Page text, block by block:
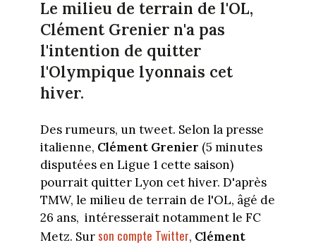
Le milieu de terrain de l'OL,
Clément Grenier n'a pas
l'intention de quitter
l'Olympique lyonnais cet
hiver.
Des rumeurs, un tweet. Selon la presse
italienne, Clément Grenier (5 minutes
disputées en Ligue 1 cette saison)
pourrait quitter Lyon cet hiver. D'après
TMW, le milieu de terrain de l'OL, âgé de
26 ans, intéresserait notamment le FC
Metz. Surson compte Twitter, Clément